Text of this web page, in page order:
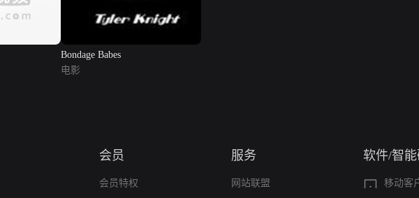
Bondage Babes
电影
会员
会员特权
服务
网站联盟
软件/智
移动客